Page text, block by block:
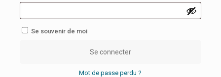
Se souvenir de moi
Se connecter
Mot de passe perdu ?